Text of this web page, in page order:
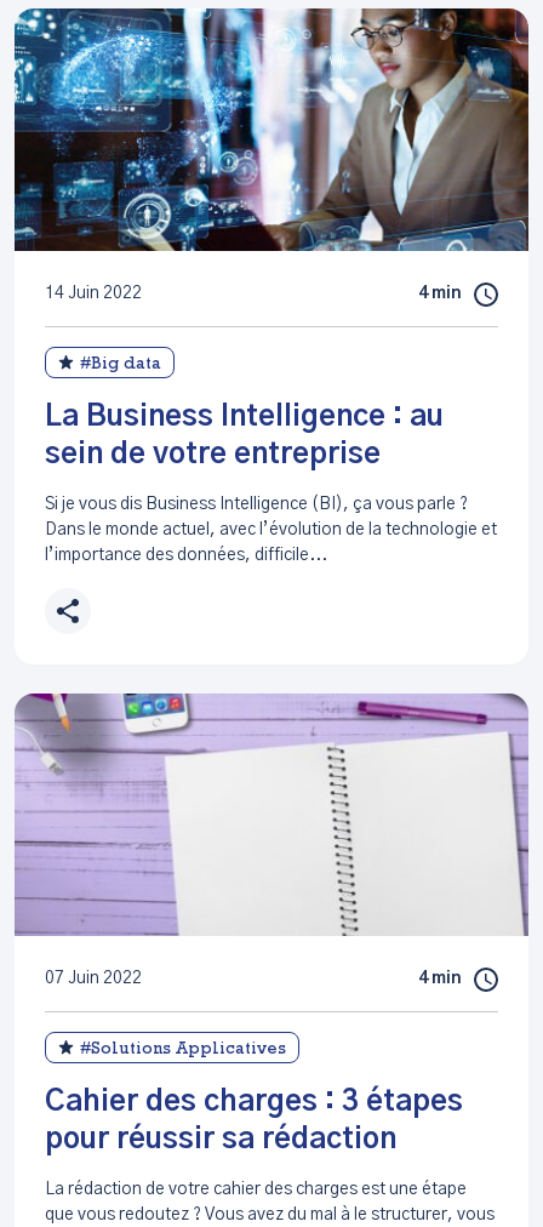
14 Juin 2022 4 min
#Big data
La Business Intelligence : au
sein de votre entreprise
Si je vous dis Business Intelligence (BI), ça vous parle ?
Dans le monde actuel, avec l’évolution de la technologie et
l’importance des données, difficile...
07 Juin 2022 4 min
#Solutions Applicatives
Cahier des charges : 3 étapes
pour réussir sa rédaction
La rédaction de votre cahier des charges est une étape
que vous redoutez ? Vous avez du mal à le structurer, vous